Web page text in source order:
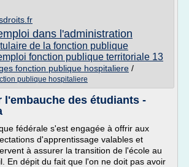
dans l'administration
de la fonction publique
fonction publique territoriale 13
fonction publique hospitaliere /
publique hospitaliere
l'embauche des étudiants -
fédérale s'est engagée à offrir aux
d'apprentissage valables et
à assurer la transition de l'école au
En dépit du fait que l'on ne doit pas avoir